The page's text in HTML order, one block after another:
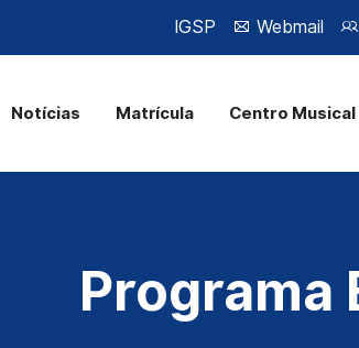
IGSP Webmail
Notícias Matrícula Centro Musical
Programa